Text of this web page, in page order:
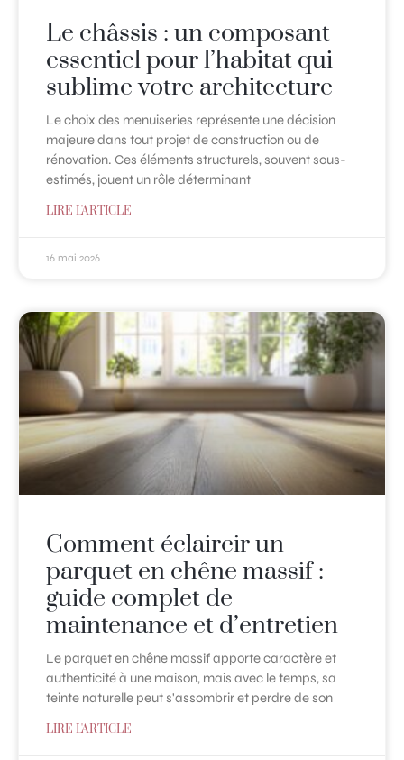
Le châssis : un composant
essentiel pour l’habitat qui
sublime votre architecture
Le choix des menuiseries représente une décision
majeure dans tout projet de construction ou de
rénovation. Ces éléments structurels, souvent sous-
estimés, jouent un rôle déterminant
LIRE L'ARTICLE
16 mai 2026
Comment éclaircir un
parquet en chêne massif :
guide complet de
maintenance et d’entretien
Le parquet en chêne massif apporte caractère et
authenticité à une maison, mais avec le temps, sa
teinte naturelle peut s'assombrir et perdre de son
LIRE L'ARTICLE